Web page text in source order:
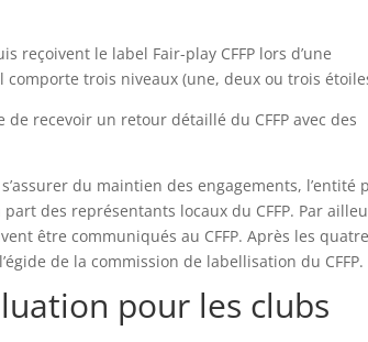
reçoivent le label Fair-play CFFP lors d’une
trois niveaux (une, deux ou trois
de recevoir un retour détaillé du CFFP avec des
du maintien des engagements, l’entité
des représentants locaux du CFFP. Par
être communiqués au CFFP. Après les
de la commission de labellisation du CFFP.
pour les clubs